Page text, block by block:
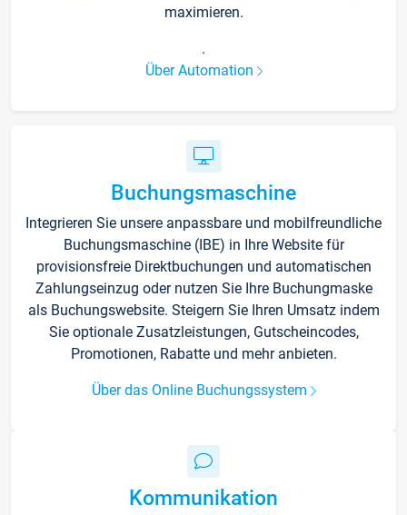
maximieren.
.
Über Automation
Buchungsmaschine
Integrieren Sie unsere anpassbare und mobilfreundliche
Buchungsmaschine (IBE) in Ihre Website für
provisionsfreie Direktbuchungen und automatischen
Zahlungseinzug oder nutzen Sie Ihre Buchungmaske
als Buchungswebsite. Steigern Sie Ihren Umsatz indem
Sie optionale Zusatzleistungen, Gutscheincodes,
Promotionen, Rabatte und mehr anbieten.
Über das Online Buchungssystem
Kommunikation